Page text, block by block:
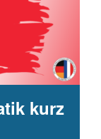
kurz